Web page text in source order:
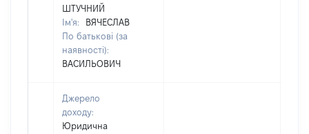
ШТУЧНИЙ
Ім'я:
ВЯЧЕСЛАВ
По батькові (за
наявності):
ВАСИЛЬОВИЧ
Джерело
доходу:
Юридична